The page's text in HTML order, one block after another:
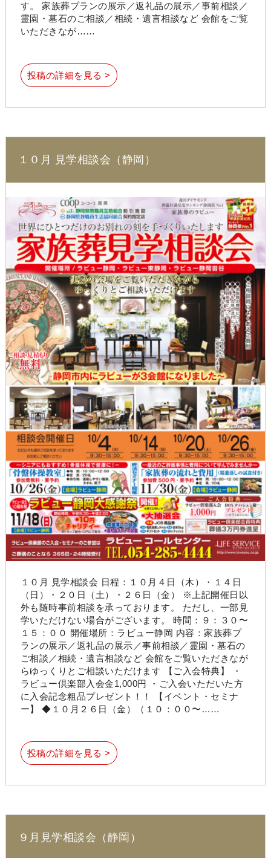
す。 家族葬プランの展示／返礼品の展示／事前相談／
霊園・墓石のご相談／相続・遺言相談など 会館をご覧
いただきなが……
投稿の詳細を見る >
１０月 見学相談会（静岡）
１０月 見学相談会 日程：１０月４日（木）・１４日
（日）・２０日（土）・２６日（金） ※上記開催日以
外も随時事前相談を承っております。 ただし、一部見
学いただけない場合がございます。 時間：９：３０〜
１５：００ 開催場所：ラビュー静岡 内容：家族葬プ
ランの展示／返礼品の展示／事前相談／霊園・墓石の
ご相談／相続・遺言相談など 会館をご覧いただきなが
らゆっくりとご相談いただけます 【ご入会特典】 ・
ラビュー倶楽部入会金1,000円 ・ご入会いただいた方
に入会記念粗品プレゼント！！ 【イベント・セミナ
ー】 ◆１０月２６日（金）（１０：００〜……
投稿の詳細を見る >
９月見学相談会（静岡）